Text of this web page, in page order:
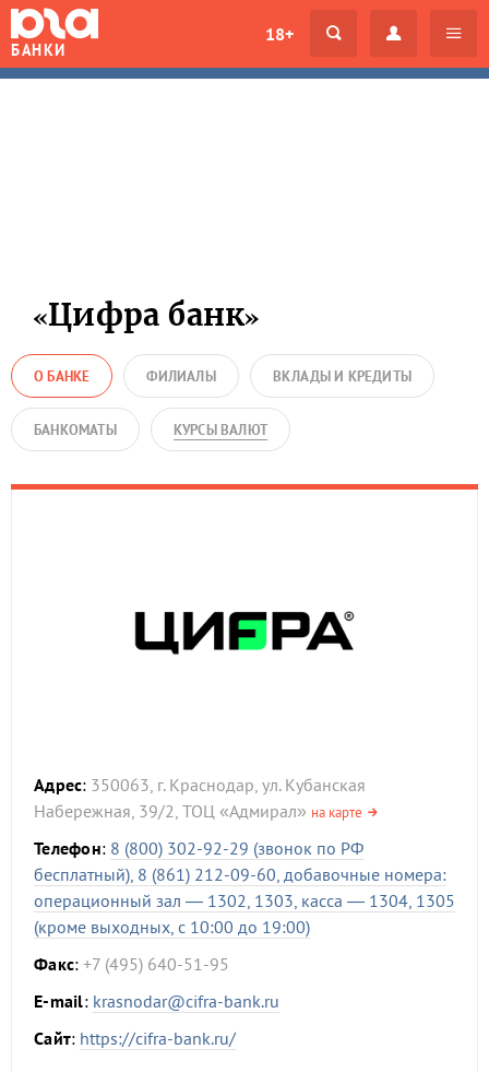
БАНКИ
18+
«Цифра банк»
О БАНКЕ ФИЛИАЛЫ ВКЛАДЫ И КРЕДИТЫ
БАНКОМАТЫ КУРСЫ ВАЛЮТ
Адрес: 350063, г. Краснодар, ул. Кубанская
Набережная, 39/2, ТОЦ «Адмирал» на карте
Телефон: 8 (800) 302-92-29 (звонок по РФ
бесплатный), 8 (861) 212-09-60, добавочные номера:
операционный зал — 1302, 1303, касса — 1304, 1305
(кроме выходных, с 10:00 до 19:00)
Факс: +7 (495) 640-51-95
E-mail: krasnodar@cifra-bank.ru
Сайт: https://cifra-bank.ru/